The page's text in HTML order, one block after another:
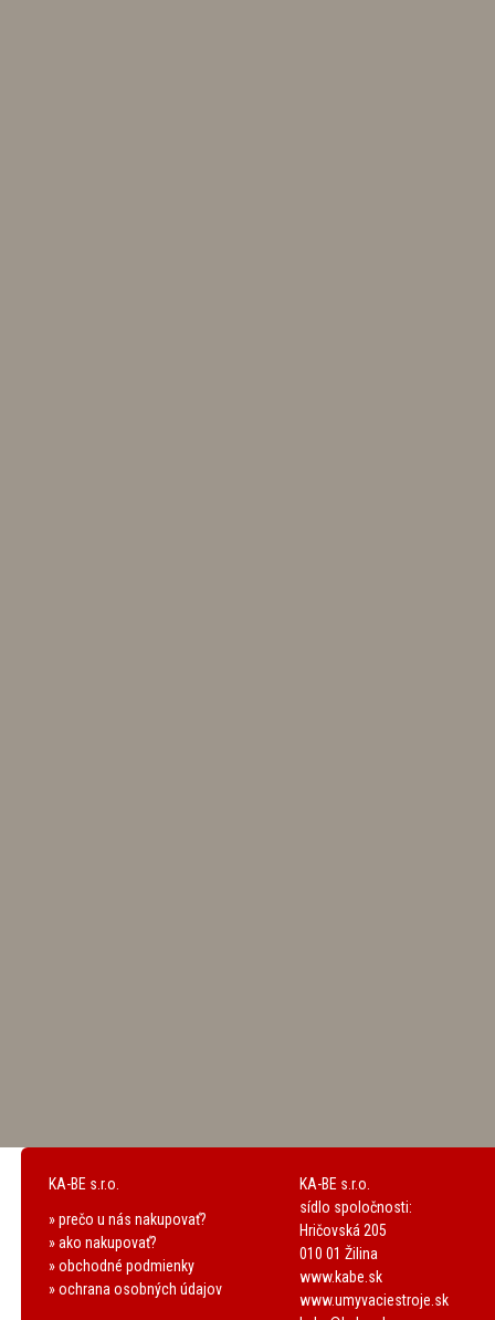
KA-BE s.r.o.
» prečo u nás nakupovať?
» ako nakupovať?
» obchodné podmienky
» ochrana osobných údajov
KA-BE s.r.o.
sídlo spoločnosti:
Hričovská 205
010 01 Žilina
www.kabe.sk
www.umyvaciestroje.sk